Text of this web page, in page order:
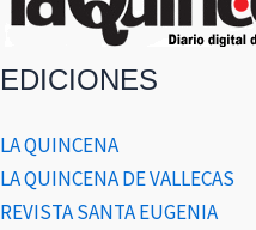
EDICIONES
LA QUINCENA
LA QUINCENA DE VALLECAS
REVISTA SANTA EUGENIA